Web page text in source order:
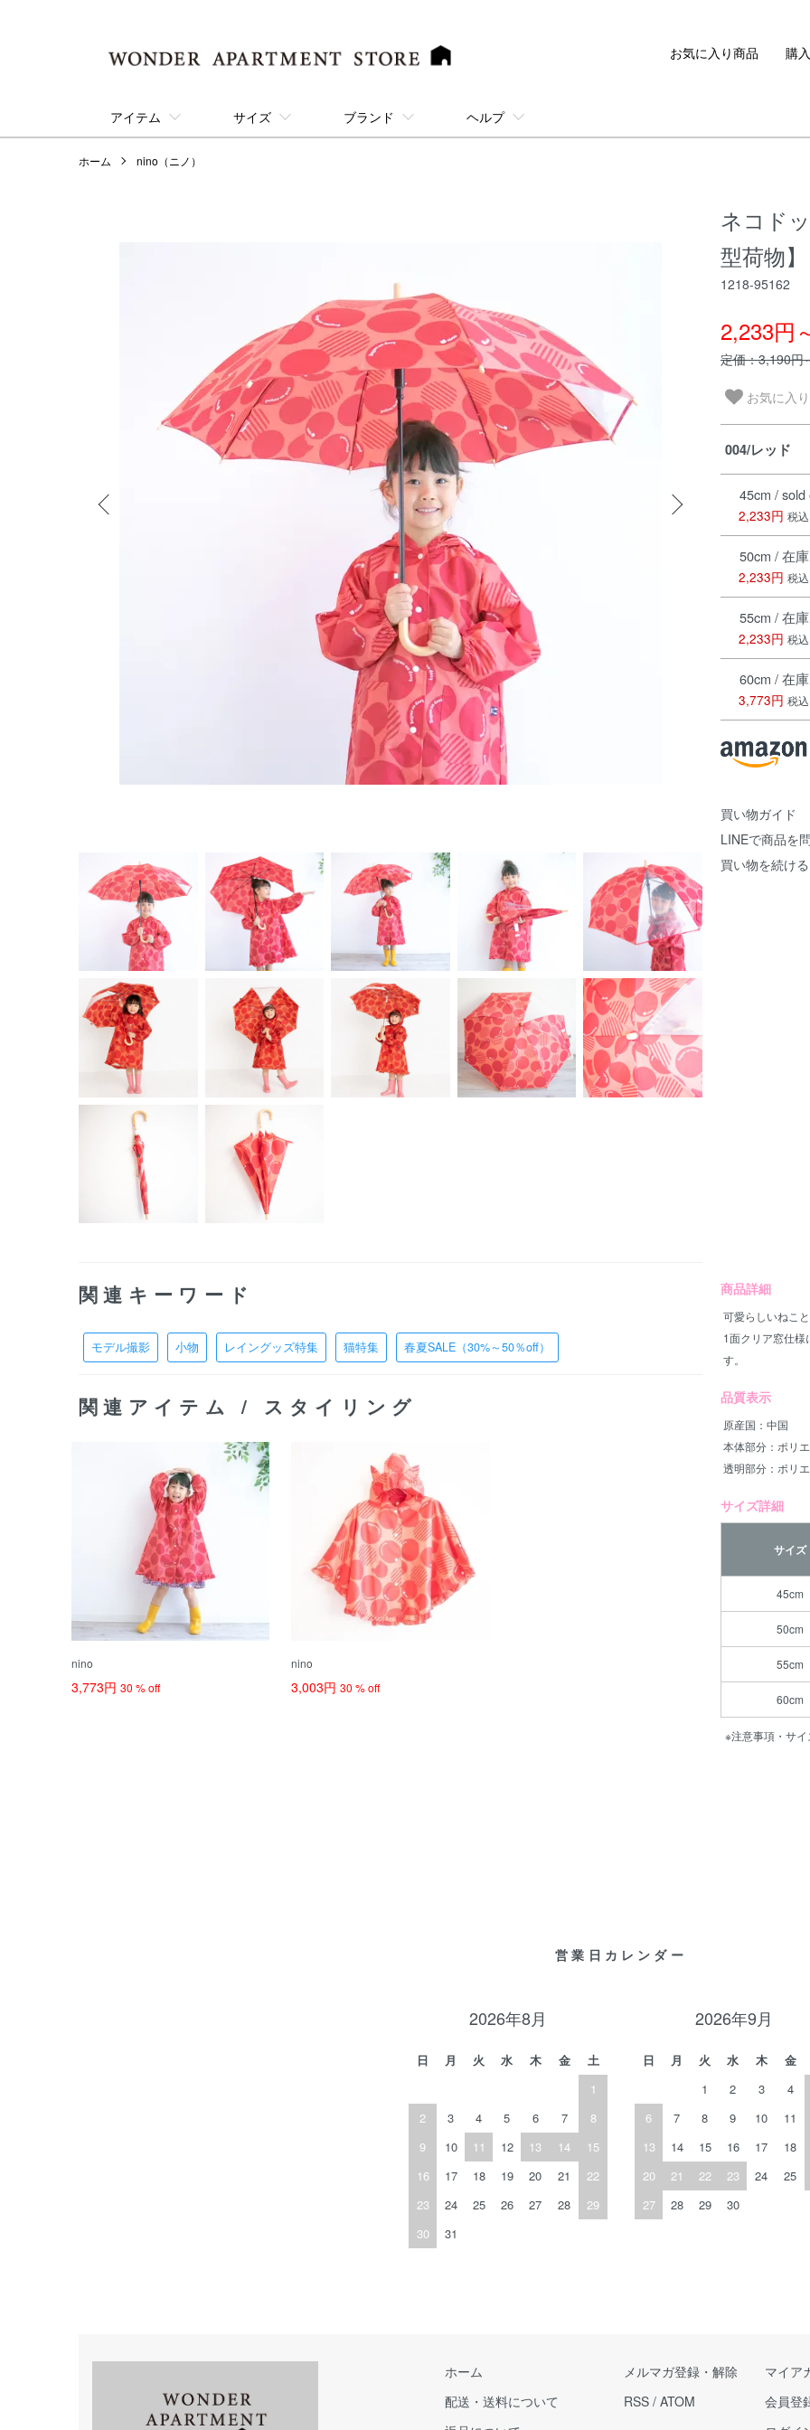
アイテム サイズ ブランド ヘルプ
お気に入り商品 購
ホーム nino（ニノ）
ネコド
型荷物】
1218-95162
2,233円
定価：3,190円
お気に入り
004/レッド
45cm / sold
2,233円 税込
50cm / 在
2,233円 税込
55cm / 在
2,233円 税込
60cm / 在
3,773円 税込
買い物ガイド
LINEで商品を
買い物を続ける
商品詳細
可愛らしいねこと
1面クリア窓仕
す。
品質表示
原産国：中国
本体部分：ポリ
透明部分：ポリ
サイズ詳細
サイズ
45cm
50cm
55cm
60cm
※注意事項・サ
関連キーワード
モデル撮影 小物 レイングッズ特集 猫特集 春夏SALE（30%～50％off）
関連アイテム / スタイリング
nino
3,773円 30 % off
nino
3,003円30 % off
営業日カレンダー
2026年8月
日 月 火 水 木 金
土
1
2
3 4 5 6 7
8
9
10 11 12 13 14
15
16
17 18 19 20 21
22
23
24 25 26 27 28
29
30
31
2026年9月
日 月 火 水 木 金
1
2 3 4
6
7 8 9 10 11
13
14 15 16 17 18
20
21 22 23 24 25
27
28 29 30
ホーム
配送・送料について
メルマガ登録・解除
RSS / ATOM
マイア
会員登